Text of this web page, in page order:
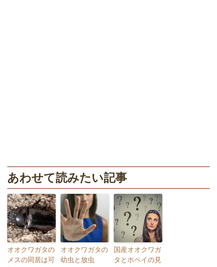
あわせて読みたい記事
オオクワガタの
メスの同居は可
オオクワガタの
幼虫と放虫
国産オオクワガ
タとホペイの見